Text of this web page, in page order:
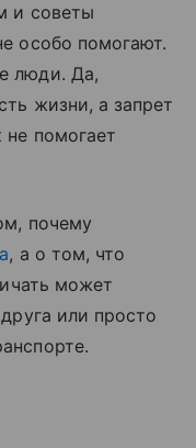
и советы
особо помогают.
люди. Да,
жизни, а запрет
не помогает
почему
, а о том, что
может
или просто